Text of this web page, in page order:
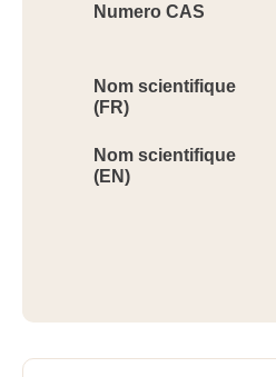
Numero CAS
Nom scientifique
(FR)
Nom scientifique
(EN)